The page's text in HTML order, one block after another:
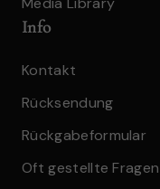
Info
Kontakt
Rücksendung
Rückgabeformular
Oft gestellte Fragen